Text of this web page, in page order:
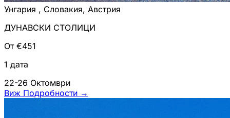
Унгария , Словакия, Австрия
ДУНАВСКИ СТОЛИЦИ
От €451
1 дата
22-26 Октомври
Виж Подробности →